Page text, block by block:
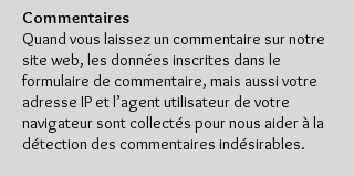
Commentaires
Quand vous laissez un commentaire sur notre
site web, les données inscrites dans le
formulaire de commentaire, mais aussi votre
adresse IP et l’agent utilisateur de votre
navigateur sont collectés pour nous aider à la
détection des commentaires indésirables.